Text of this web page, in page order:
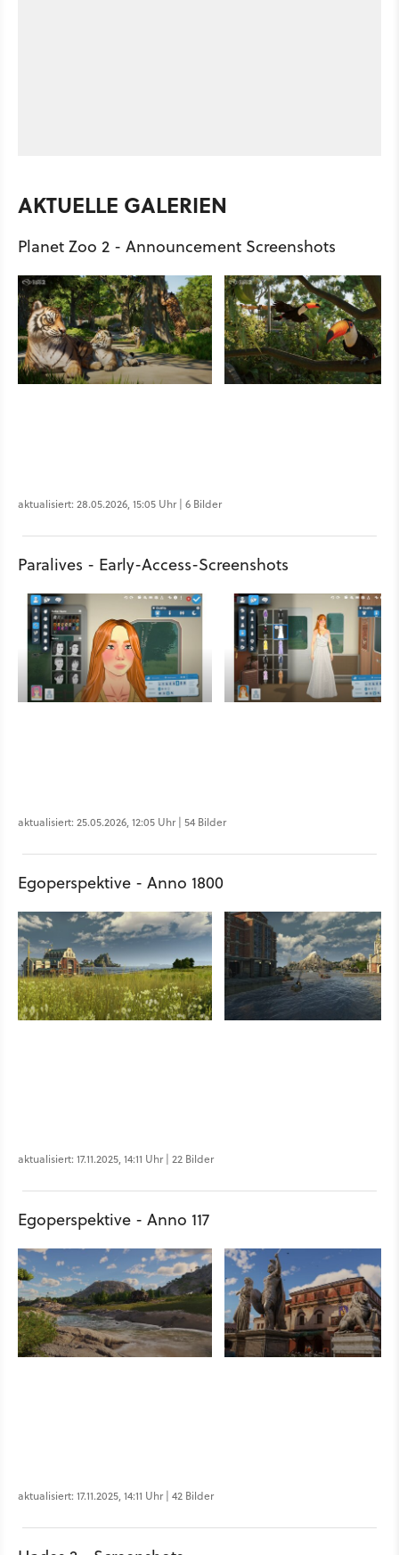
AKTUELLE GALERIEN
Planet Zoo 2 - Announcement Screenshots
aktualisiert: 28.05.2026, 15:05 Uhr | 6 Bilder
Paralives - Early-Access-Screenshots
aktualisiert: 25.05.2026, 12:05 Uhr | 54 Bilder
Egoperspektive - Anno 1800
aktualisiert: 17.11.2025, 14:11 Uhr | 22 Bilder
Egoperspektive - Anno 117
aktualisiert: 17.11.2025, 14:11 Uhr | 42 Bilder